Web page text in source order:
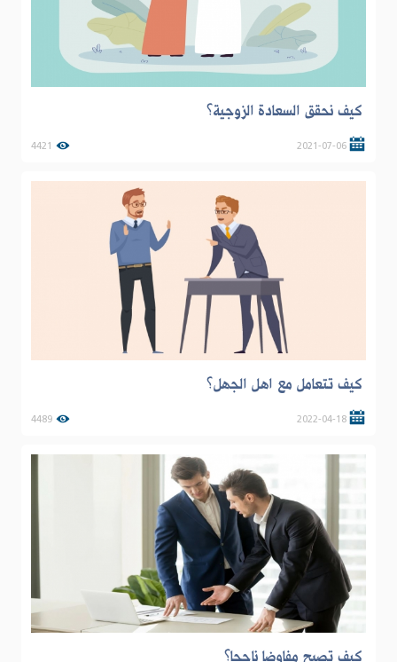
كيف نحقق السعادة الزوجية؟
2021-07-06
4421
كيف تتعامل مع اهل الجهل؟
2022-04-18
4489